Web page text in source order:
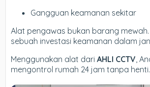
Gangguan keamanan sekitar
Alat pengawas bukan barang
sebuah investasi keamanan dalam
Menggunakan alat dariAHLI CCTV,
mengontrol rumah 24 jam tanpa henti.